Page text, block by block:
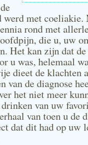
werd met coeliakie.
rond met
die u, uw
Het kan zijn dat
u was, helemaal
dieet de klachten
de diagnose
het niet meer
van uw
van toen u de
dat dit had op uw